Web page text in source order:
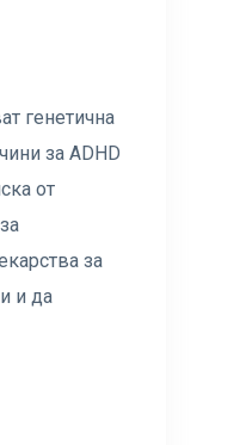
генетична
за ADHD
от
за
и да